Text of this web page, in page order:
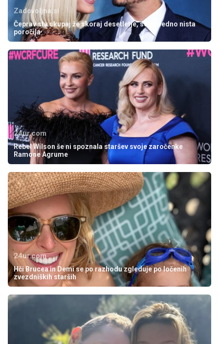
Zadovoljna.si
Čeprav sta skupaj že skoraj desetletje, se še vedno nista
poročila
24ur.com
Rebel Wilson še ni spoznala staršev svoje zaročenke
Ramone Agrume
24ur.com
Hči Brucea in Demi se po razhodu zgleduje po ločenih
zvezdniških starših